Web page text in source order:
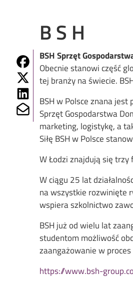
B S H
BSH Sprzęt
Obecnie stanowi część
tej branży na świecie.
BSH w Polsce znana jest
Sprzęt Gospodarstwa
marketing, logistykę, a
Siłę BSH w Polsce
W Łodzi znajdują się trzy
W ciągu 25 lat
na wszystkie rozwinięte
wspiera szkolnictwo
BSH już od wielu lat
studentom możliwość
zaangażowanie w
https://www.bsh-
Share on Fb
Share on Twitter
Share on Mailto